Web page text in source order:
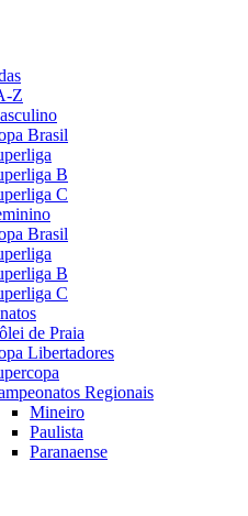
Z
Brasil
B
C
Brasil
B
C
de Praia
Libertadores
Regionais
Mineiro
Paulista
Paranaense